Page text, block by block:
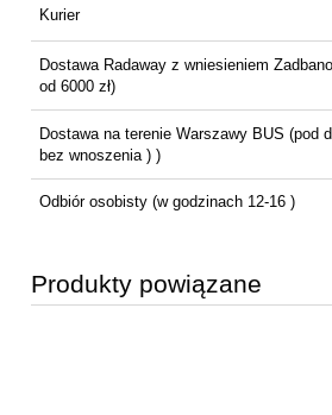
Kurier
Dostawa Radaway z wniesieniem Zadbano
od 6000 zł)
Dostawa na terenie Warszawy BUS (pod
bez wnoszenia ) )
Odbiór osobisty(w godzinach 12-16 )
Produkty powiązane